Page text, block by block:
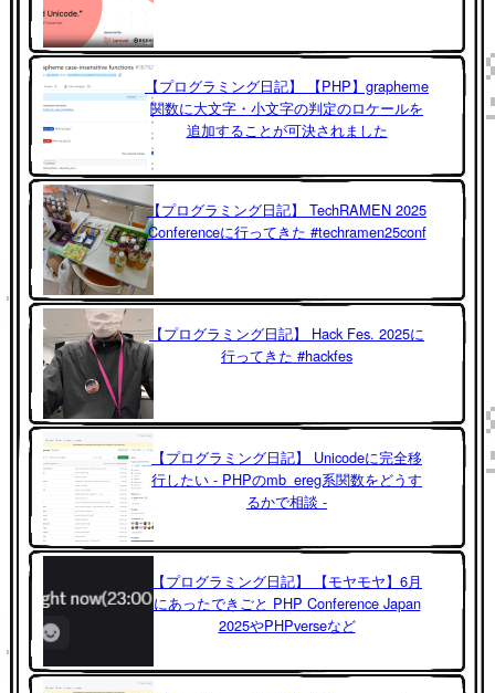
【プログラミング日記】 【PHP】grapheme
関数に大文字・小文字の判定のロケールを
追加することが可決されました
【プログラミング日記】 TechRAMEN 2025
Conferenceに行ってきた #techramen25conf
【プログラミング日記】 Hack Fes. 2025に
行ってきた #hackfes
【プログラミング日記】 Unicodeに完全移
行したい - PHPのmb_ereg系関数をどうす
るかで相談 -
【プログラミング日記】 【モヤモヤ】6月
にあったできごと PHP Conference Japan
2025やPHPverseなど